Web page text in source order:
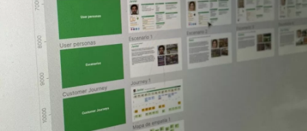
Case Study:
Mercadona
BY DAVID ROSELLÓ FEBRERO 16, 2022